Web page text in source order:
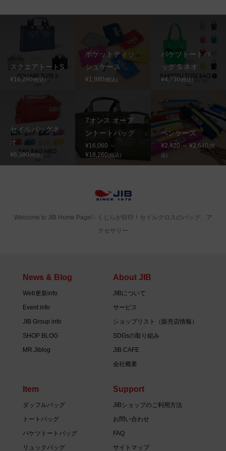
スクエアトートS
¥16,280(税込)
ポケットティッ
シュケース
¥1,980(税込)
バケツトートバ
ッグ S ネオ
¥4,730(税込)
セイルバッグネ
オ
¥6,380(税込)
7オンス オープ
ントートバッグ
¥16,060 ～
¥18,260(税込)
ペンケース
¥2,420 ～ ¥2,640(税
込)
Welcome to JIB Home Page! ‐ くじらが目印！セイルクロスのバッグ、ア
クセサリー
News & Blog
Web更新info
Event info
JIB Group info
SHOP BLOG
MR.Jiblog
About JIB
JIBについて
サービス
ショップリスト（販売店情報）
SDGsの取り組み
JIB CAFE
会社概要
Item
ダッフルバッグ
トートバッグ
バケツトートバッグ
リュックバッグ
Support
JIBショップのご利用方法
お問い合わせ
FAQ
サイトマップ